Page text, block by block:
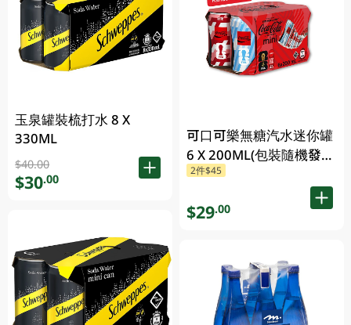
玉泉罐裝梳打水 8 X
330ML
$40.00
$30.00
可口可樂無糖汽水迷你罐
6 X 200ML(包裝隨機發
送)
2件$45
$29.00